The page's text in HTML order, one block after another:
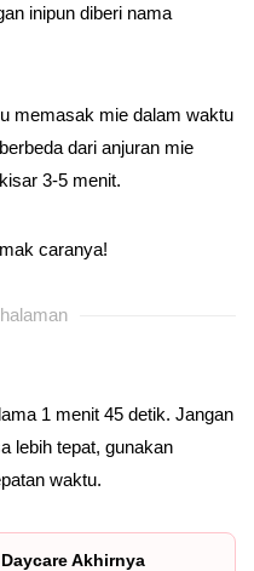
inipun diberi nama
memasak mie dalam waktu
dari anjuran mie
3-5 menit.
caranya!
1 menit 45 detik. Jangan
lebih tepat, gunakan
waktu.
Akhirnya